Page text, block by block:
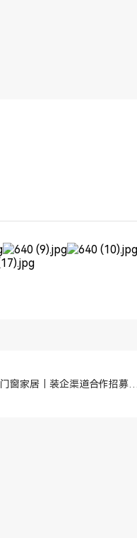
美百年门窗家居｜装企渠道合作招募火热进行中